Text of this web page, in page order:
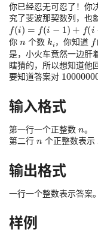
你已经忍无可忍了！你
究了斐波那契数列，也
你
个数 ，你知道
是，小火车竟然一边肝
瞎猜的，所以想知道他
要知道答案对
输入格式
第一行一个正整数
。
第二行
个正整数表示
输出格式
一行一个整数表示答案。
样例